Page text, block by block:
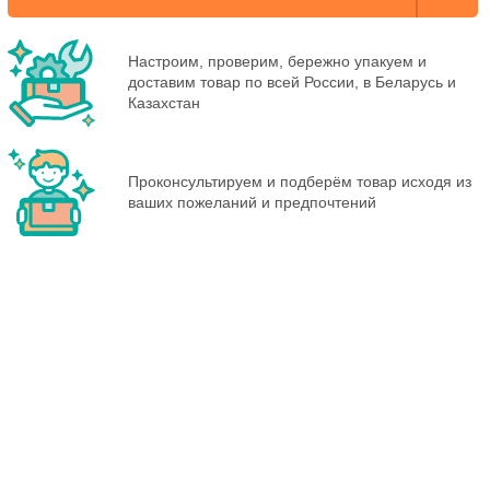
Настроим, проверим, бережно упакуем и
доставим товар по всей России, в Беларусь и
Казахстан
Проконсультируем и подберём товар исходя из
ваших пожеланий и предпочтений